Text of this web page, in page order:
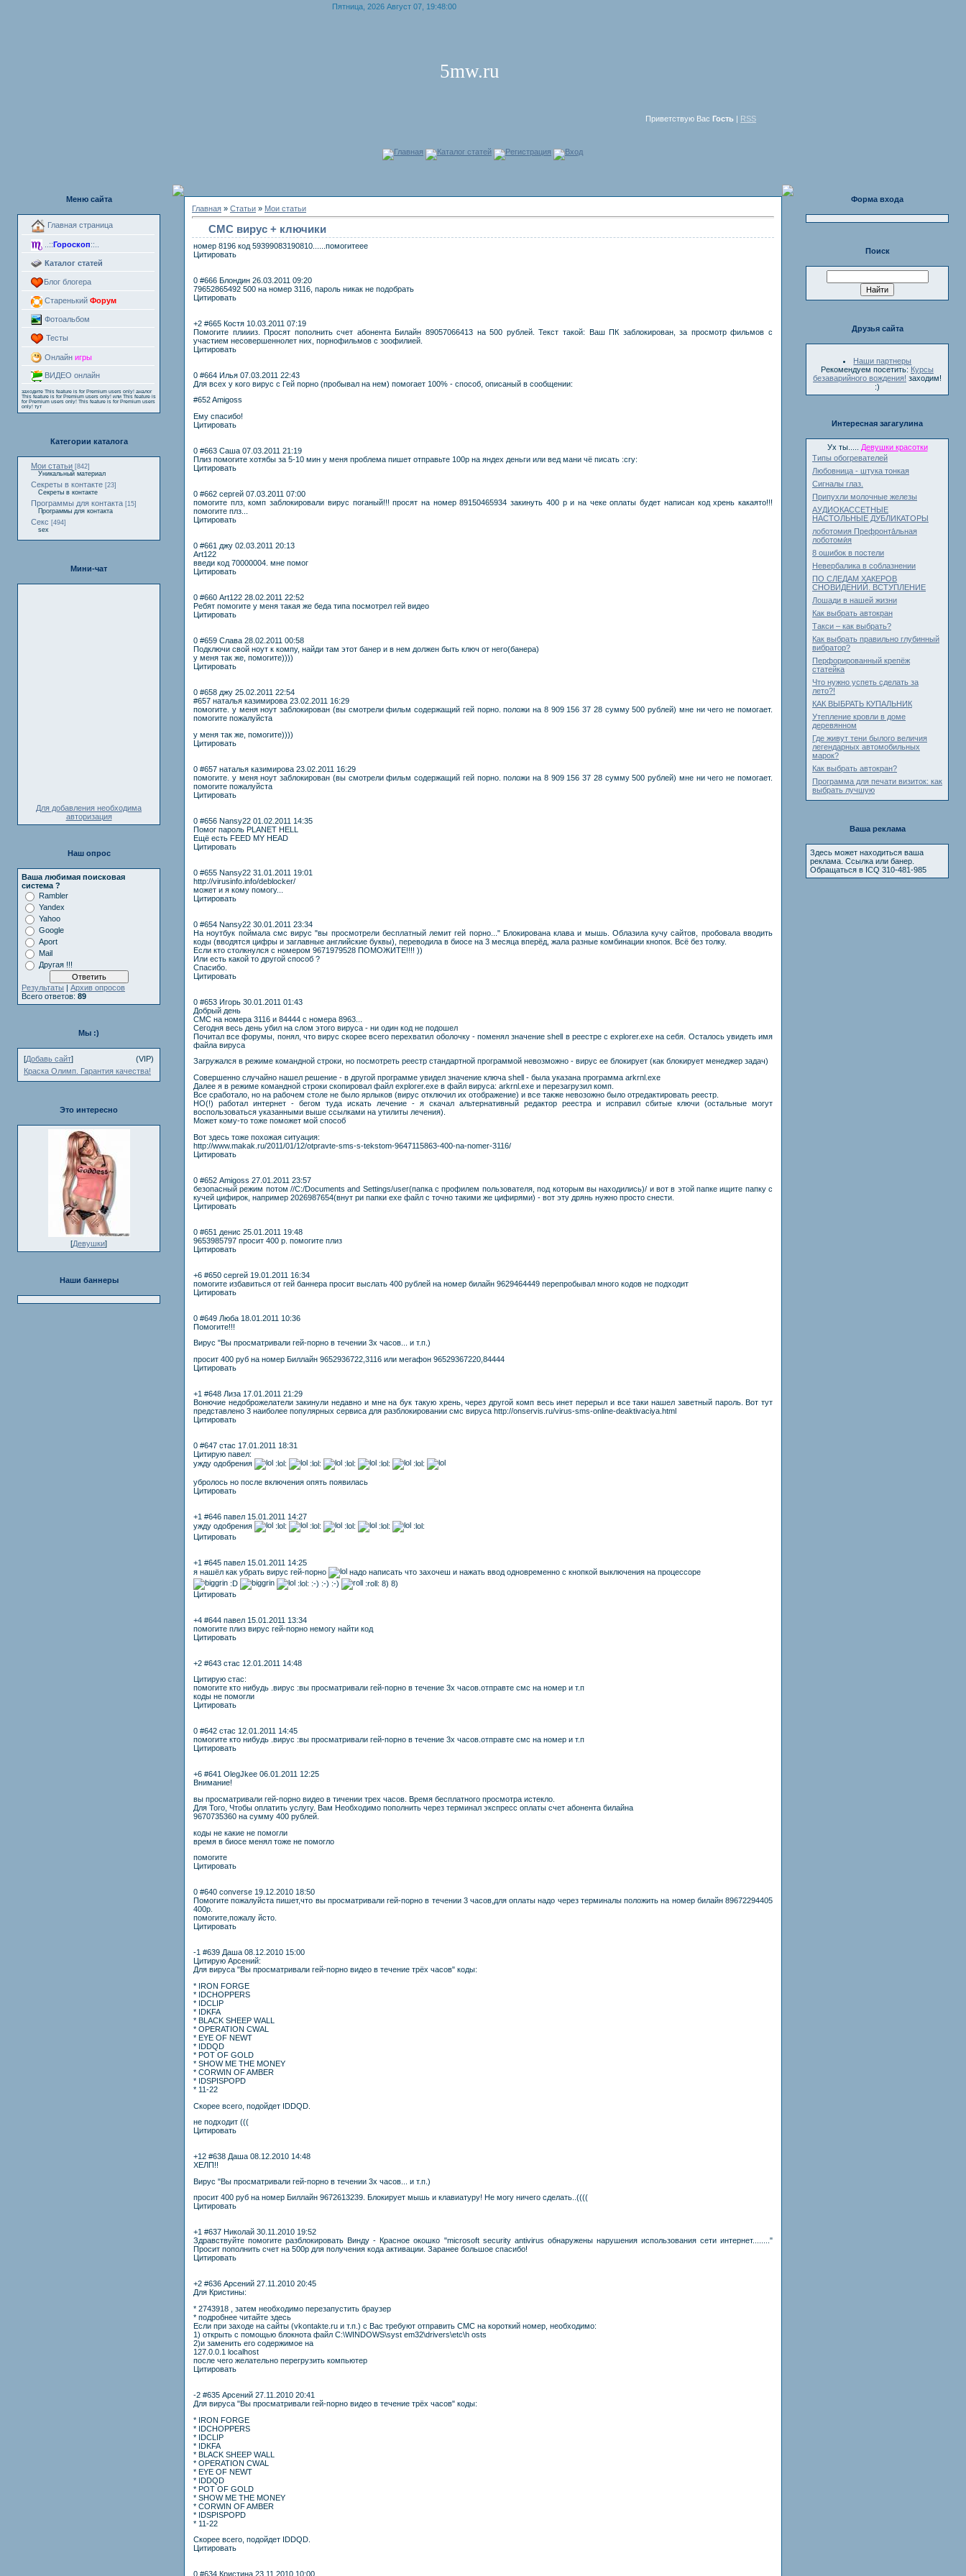
Пятница, 2026 Август 07, 19:48:00
5mw.ru
Приветствую Вас Гость | RSS
Главная Каталог статей Регистрация Вход
Меню сайта
Главная страница
..:: Гороскоп::..
Каталог статей
Блог блогера
Старенький Форум
Фотоальбом
Тесты
Онлайн игры
ВИДЕО онлайн
заходите This feature is for Premium users only! аналог
This feature is for Premium users only! или This feature is
for Premium users only! This feature is for Premium users
only! тут
Категории каталога
Мои статьи [842]
Уникальный материал
Секреты в контакте [23]
Секреты в контакте
Программы для контакта [15]
Программы для контакта
Секс [494]
sex
Мини-чат
Для добавления необходима
авторизация
Наш опрос
Ваша любимая поисковая
система ?
Rambler
Yandex
Yahoo
Google
Aport
Mail
Другая !!!
Результаты | Архив опросов
Всего ответов: 89
Мы :)
[Добавь сайт]
(VIP)
Краска Олимп. Гарантия качества!
Это интересно
[Девушки]
Наши баннеры
Главная » Статьи » Мои статьи
СМС вирус + ключики
номер 8196 код 59399083190810......помогитеее
Цитировать
0 #666 Блондин 26.03.2011 09:20
79652865492 500 на номер 3116, пароль никак не подобрать
Цитировать
+2 #665 Костя 10.03.2011 07:19
Помогите плиииз. Просят пополнить счет абонента Билайн 89057066413 на 500 рублей. Текст такой: Ваш ПК заблокирован, за просмотр фильмов с
участием несовершеннолет них, порнофильмов с зоофилией.
Цитировать
0 #664 Илья 07.03.2011 22:43
Для всех у кого вирус с Гей порно (пробывал на нем) помогает 100% - способ, описаный в сообщении:
#652 Amigoss
Ему спасибо!
Цитировать
0 #663 Саша 07.03.2011 21:19
Плиз помогите хотябы за 5-10 мин у меня проблема пишет отправьте 100р на яндех деньги или вед мани чё писать :cry:
Цитировать
0 #662 сергей 07.03.2011 07:00
помогите плз, комп заблокировали вирус поганый!!! просят на номер 89150465934 закинуть 400 р и на чеке оплаты будет написан код хрень какаято!!!
помогите плз...
Цитировать
0 #661 джу 02.03.2011 20:13
Art122
введи код 70000004. мне помог
Цитировать
0 #660 Art122 28.02.2011 22:52
Ребят помогите у меня такая же беда типа посмотрел гей видео
Цитировать
0 #659 Слава 28.02.2011 00:58
Подключи свой ноут к компу, найди там этот банер и в нем должен быть ключ от него(банера)
у меня так же, помогите))))
Цитировать
0 #658 джу 25.02.2011 22:54
#657 наталья казимирова 23.02.2011 16:29
помогите. у меня ноут заблокирован (вы смотрели фильм содержащий гей порно. положи на 8 909 156 37 28 сумму 500 рублей) мне ни чего не помогает.
помогите пожалуйста
у меня так же, помогите))))
Цитировать
0 #657 наталья казимирова 23.02.2011 16:29
помогите. у меня ноут заблокирован (вы смотрели фильм содержащий гей порно. положи на 8 909 156 37 28 сумму 500 рублей) мне ни чего не помогает.
помогите пожалуйста
Цитировать
0 #656 Nansy22 01.02.2011 14:35
Помог пароль PLANET HELL
Ещё есть FEED MY HEAD
Цитировать
0 #655 Nansy22 31.01.2011 19:01
http://virusinfo.info/deblocker/
может и я кому помогу...
Цитировать
0 #654 Nansy22 30.01.2011 23:34
На ноутбук поймала смс вирус "вы просмотрели бесплатный лемит гей порно..." Блокирована клава и мышь. Облазила кучу сайтов, пробовала вводить
коды (вводятся цифры и заглавные английские буквы), переводила в биосе на 3 месяца вперёд, жала разные комбинации кнопок. Всё без толку.
Если кто столкнулся с номером 9671979528 ПОМОЖИТЕ!!!! ))
Или есть какой то другой способ ?
Спасибо.
Цитировать
0 #653 Игорь 30.01.2011 01:43
Добрый день
СМС на номера 3116 и 84444 с номера 8963...
Сегодня весь день убил на слом этого вируса - ни один код не подошел
Почитал все форумы, понял, что вирус скорее всего перехватил оболочку - поменял значение shell в реестре с explorer.exe на себя. Осталось увидеть имя
файла вируса
Загружался в режиме командной строки, но посмотреть реестр стандартной программой невозможно - вирус ее блокирует (как блокирует менеджер задач)
Совершенно случайно нашел решение - в другой программе увидел значение ключа shell - была указана программа arkrnl.exe
Далее я в режиме командной строки скопировал файл explorer.exe в файл вируса: arkrnl.exe и перезагрузил комп.
Все сработало, но на рабочем столе не было ярлыков (вирус отключил их отображение) и все также невозожно было отредактировать реестр.
НО(!) работал интернет - бегом туда искать лечение - я скачал альтернативный редактор реестра и исправил сбитые ключи (остальные могут
воспользоваться указанными выше ссылками на утилиты лечения).
Может кому-то тоже поможет мой способ
Вот здесь тоже похожая ситуация:
http://www.makak.ru/2011/01/12/otpravte-sms-s-tekstom-9647115863-400-na-nomer-3116/
Цитировать
0 #652 Amigoss 27.01.2011 23:57
безопасный режим потом //С:/Documents and Settings/user(папка с профилем пользователя, под которым вы находились)/ и вот в этой папке ищите папку с
кучей цифирок, например 2026987654(внут ри папки ехе файл с точно такими же цифирями) - вот эту дрянь нужно просто снести.
Цитировать
0 #651 денис 25.01.2011 19:48
9653985797 просит 400 р. помогите плиз
Цитировать
+6 #650 сергей 19.01.2011 16:34
помогите избавиться от гей баннера просит выслать 400 рублей на номер билайн 9629464449 перепробывал много кодов не подходит
Цитировать
0 #649 Люба 18.01.2011 10:36
Помогите!!!
Вирус "Вы просматривали гей-порно в течении 3х часов... и т.п.)
просит 400 руб на номер Биллайн 9652936722,3116 или мегафон 96529367220,84444
Цитировать
+1 #648 Лиза 17.01.2011 21:29
Вонючие недоброжелатели закинули недавно и мне на бук такую хрень, через другой комп весь инет перерыл и все таки нашел заветный пароль. Вот тут
представлено 3 наиболее популярных сервиса для разблокировании смс вируса http://onservis.ru/virus-sms-online-deaktivaciya.html
Цитировать
0 #647 стас 17.01.2011 18:31
Цитирую павел:
ужду одобрения
:lol: :lol: :lol: :lol: :lol:
убролось но после включения опять появилась
Цитировать
+1 #646 павел 15.01.2011 14:27
ужду одобрения
:lol: :lol: :lol: :lol:
:lol:
Цитировать
+1 #645 павел 15.01.2011 14:25
я нашёл как убрать вирус гей-порно
надо написать что захочеш и нажать ввод одновременно с кнопкой выключения на процессоре
:D
:lol: :-) :-) :-)
:roll: 8) 8)
Цитировать
+4 #644 павел 15.01.2011 13:34
помогите плиз вирус гей-порно немогу найти код
Цитировать
+2 #643 стас 12.01.2011 14:48
Цитирую стас:
помогите кто нибудь .вирус :вы просматривали гей-порно в течение 3х часов.отправте смс на номер и т.п
коды не помогли
Цитировать
0 #642 стас 12.01.2011 14:45
помогите кто нибудь .вирус :вы просматривали гей-порно в течение 3х часов.отправте смс на номер и т.п
Цитировать
+6 #641 OlegJkee 06.01.2011 12:25
Внимание!
вы просматривали гей-порно видео в тичении трех часов. Время бесплатного просмотра истекло.
Для Того, Чтобы оплатить услугу. Вам Необходимо пополнить через терминал экспресс оплаты счет абонента билайна
9670735360 на сумму 400 рублей.
коды не какие не помогли
время в биосе менял тоже не помогло
помогите
Цитировать
0 #640 converse 19.12.2010 18:50
Помогите пожалуйста пишет,что вы просматривали гей-порно в течении 3 часов,для оплаты надо через терминалы положить на номер билайн 89672294405
400р.
помогите,пожалу йсто.
Цитировать
-1 #639 Даша 08.12.2010 15:00
Цитирую Арсений:
Для вируса "Вы просматривали гей-порно видео в течение трёх часов" коды:
* IRON FORGE
* IDCHOPPERS
* IDCLIP
* IDKFA
* BLACK SHEEP WALL
* OPERATION CWAL
* EYE OF NEWT
* IDDQD
* POT OF GOLD
* SHOW ME THE MONEY
* CORWIN OF AMBER
* IDSPISPOPD
* 11-22
Скорее всего, подойдет IDDQD.
не подходит (((
Цитировать
+12 #638 Даша 08.12.2010 14:48
ХЕЛП!!
Вирус "Вы просматривали гей-порно в течении 3х часов... и т.п.)
просит 400 руб на номер Биллайн 9672613239. Блокирует мышь и клавиатуру! Не могу ничего сделать..((((
Цитировать
+1 #637 Николай 30.11.2010 19:52
Здравствуйте помогите разблокировать Винду - Красное окошко "microsoft security antivirus обнаружены нарушения использования сети интернет........"
Просит пополнить счет на 500р для получения кода активации. Заранее большое спасибо!
Цитировать
+2 #636 Арсений 27.11.2010 20:45
Для Кристины:
* 2743918 , затем необходимо перезапустить браузер
* подробнее читайте здесь
Если при заходе на сайты (vkontakte.ru и т.п.) с Вас требуют отправить СМС на короткий номер, необходимо:
1) открыть с помощью блокнота файл C:\WINDOWS\syst em32\drivers\etc\h osts
2)и заменить его содержимое на
127.0.0.1 localhost
после чего желательно перегрузить компьютер
Цитировать
-2 #635 Арсений 27.11.2010 20:41
Для вируса "Вы просматривали гей-порно видео в течение трёх часов" коды:
* IRON FORGE
* IDCHOPPERS
* IDCLIP
* IDKFA
* BLACK SHEEP WALL
* OPERATION CWAL
* EYE OF NEWT
* IDDQD
* POT OF GOLD
* SHOW ME THE MONEY
* CORWIN OF AMBER
* IDSPISPOPD
* 11-22
Скорее всего, подойдет IDDQD.
Цитировать
0 #634 Кристина 23.11.2010 10:00
Форма входа
Поиск
Друзья сайта
Наши партнеры
Рекомендуем посетить: Курсы
безаварийного вождения! заходим!
:)
Интересная загагулина
Ух ты.....
Девушки красотки
Типы обогревателей
Любовница - штука тонкая
Сигналы глаз.
Припухли молочные железы
АУДИОКАССЕТНЫЕ
НАСТОЛЬНЫЕ ДУБЛИКАТОРЫ
лоботомия Префронта́льная
лоботоми́я
8 ошибок в постели
Невербалика в соблазнении
ПО СЛЕДАМ ХАКЕРОВ
СНОВИДЕНИЙ. ВСТУПЛЕНИЕ
Лошади в нашей жизни
Как выбрать автокран
Такси – как выбрать?
Как выбрать правильно глубинный
вибратор?
Перфорированный крепёж
статейка
Что нужно успеть сделать за
лето?!
КАК ВЫБРАТЬ КУПАЛЬНИК
Утепление кровли в доме
деревянном
Где живут тени былого величия
легендарных автомобильных
марок?
Как выбрать автокран?
Программа для печати визиток: как
выбрать лучшую
Ваша реклама
Здесь может находиться ваша
реклама. Ссылка или банер.
Обращаться в ICQ 310-481-985